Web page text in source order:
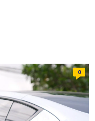
0